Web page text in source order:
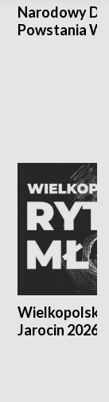
Narodowy
Powstania
Jarocin 2026